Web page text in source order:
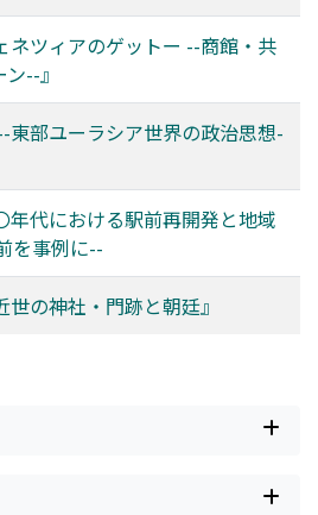
ネツィアのゲットー --商館・共
--』
東部ユーラシア世界の政治思想-
年代における駅前再開発と地域
を事例に--
の神社・門跡と朝廷』